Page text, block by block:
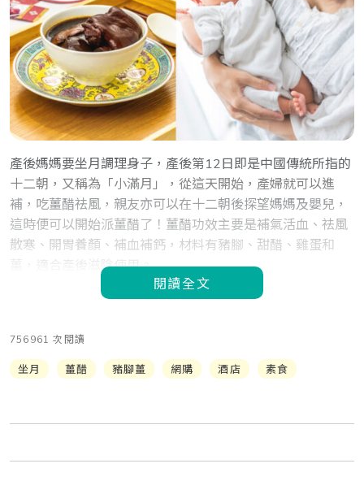
產後媽媽要坐月調理身子，產後第12日即是中國傳統所指的
十二朝，又稱為「小滿月」，從這天開始，產婦就可以進
補，吃薑醋祛風，親友亦可以在十二朝後探望媽媽及嬰兒，
這時便可以開始派薑醋了！薑醋功效主要是補氣活血、祛風
散寒、開胃養顏、補血補鈣，材料有豬腳、甜醋、雞蛋和
薑，適合產後滋陰使用。
閱讀全文
756961 次閱讀
坐月 薑醋 豬腳薑 網購 酒店 素食